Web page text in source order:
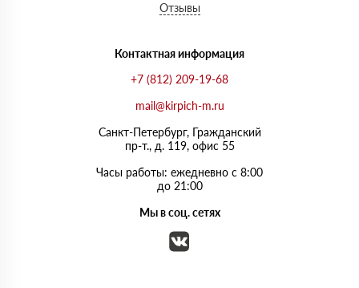
Отзывы
Контактная информация
+7 (812) 209-19-68
mail@kirpich-m.ru
Санкт-Петербург, Граждaнский
пр-т., д. 119, офис 55
Часы работы: ежедневно с 8:00
до 21:00
Мы в соц. сетях